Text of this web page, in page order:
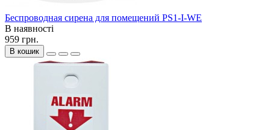
Беспроводная сирена для помещений PS1-I-WE
В наявності
959 грн.
В кошик